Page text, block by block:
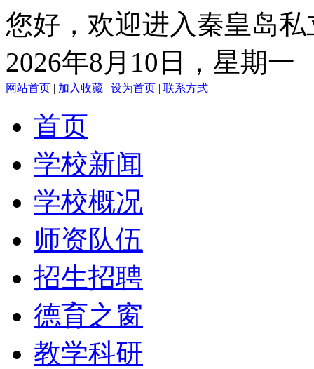
您好，欢迎进入秦皇岛
2026年8月10日，星期一
网站首页 | 加入收藏 | 设为首页 | 联系方式
首页
学校新闻
学校概况
师资队伍
招生招聘
德育之窗
教学科研